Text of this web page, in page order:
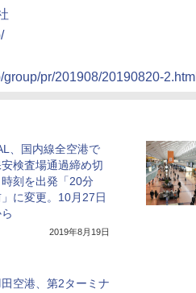
pr/201908/20190820-2.html
、国内線全空港で
検査場通過締め切
時刻を出発「20分
に変更。10月27日
2019年8月19日
空港、第2ターミナ